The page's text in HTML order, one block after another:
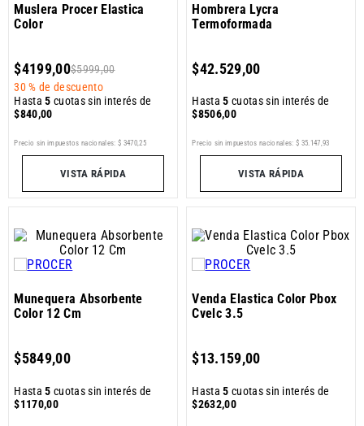
Muslera Procer Elastica
Color
$4199,00$5999,00
30 % de descuento
Hasta5 cuotas sin interés de
$840,00
Precio sin impuestos nacionales: $ 3470,25
VISTA RÁPIDA
Hombrera Lycra
Termoformada
$42.529,00
Hasta5 cuotas sin interés de
$8506,00
Precio sin impuestos nacionales: $ 35 147 93
VISTA RÁPIDA
Munequera Absorbente
Color 12 Cm
$5849,00
Hasta5 cuotas sin interés de
$1170,00
Venda Elastica Color Pbox
Cvelc 3.5
$13.159,00
Hasta5 cuotas sin interés de
$2632,00